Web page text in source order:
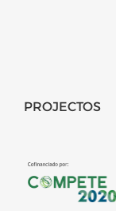
PROJECTOS